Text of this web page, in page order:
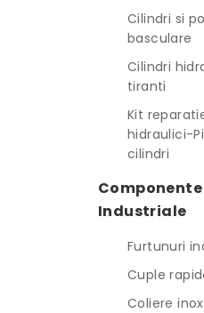
Cilindri si
basculare
Cilindri
tiranti
Kit
hidraulici-
cilindri
Industriale
Furtunuri
Cuple
Coliere